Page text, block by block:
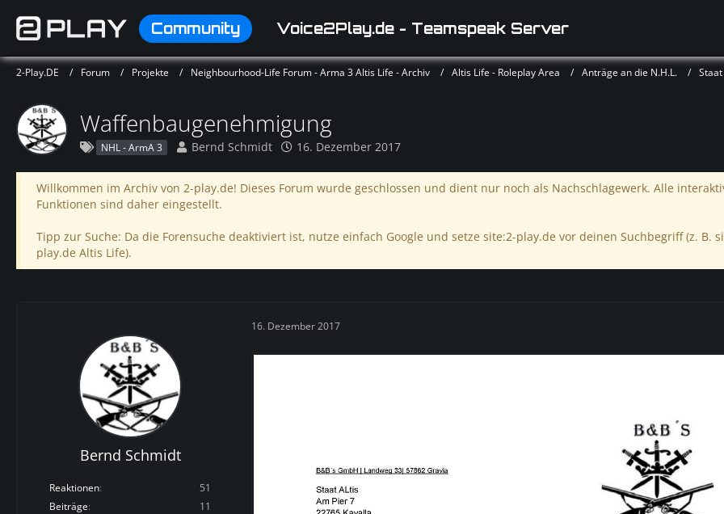
Community Voice2Play.de - Teamspeak Server
2-Play.DE Forum Projekte Neighbourhood-Life Forum - Arma 3 Altis Life - Archiv Altis Life - Roleplay Area Anträge an die N.H.L.
Waffenbaugenehmigung
NHL - ArmA 3 Bernd Schmidt 16. Dezember 2017
Willkommen im Archiv von 2-play.de! Dieses Forum wurde geschlossen und dient nur noch als Nachschlagewerk. Alle
Funktionen sind daher eingestellt.
Tipp zur Suche: Da die Forensuche deaktiviert ist, nutze einfach Google und setze site:2-play.de vor deinen Suchbegriff (z. B.
play.de Altis Life).
Bernd Schmidt
Reaktionen
51
Beiträge
11
16. Dezember 2017